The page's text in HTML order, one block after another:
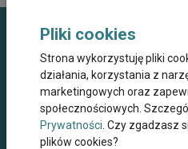
Pliki cookies
Strona wykorzystuję pliki
działania, korzystania z
marketingowych oraz
społecznościowych.
Prywatności . Czy zgadzasz
plików cookies?
Dane kontaktowe
Miejskie Centrum Opieki dla
Przewlekle
Niesamodzielnych w
ul. Wielicka 267, 30-663